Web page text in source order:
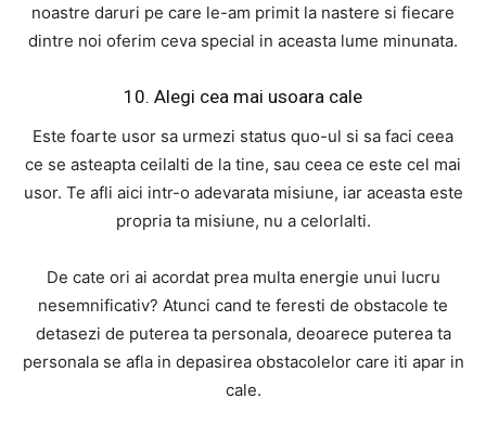
noastre daruri pe care le-am primit la nastere si fiecare
dintre noi oferim ceva special in aceasta lume minunata.
10. Alegi cea mai usoara cale
Este foarte usor sa urmezi status quo-ul si sa faci ceea
ce se asteapta ceilalti de la tine, sau ceea ce este cel mai
usor. Te afli aici intr-o adevarata misiune, iar aceasta este
propria ta misiune, nu a celorlalti.
De cate ori ai acordat prea multa energie unui lucru
nesemnificativ? Atunci cand te feresti de obstacole te
detasezi de puterea ta personala, deoarece puterea ta
personala se afla in depasirea obstacolelor care iti apar in
cale.